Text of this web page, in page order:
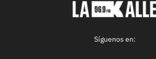
Síguenos en: